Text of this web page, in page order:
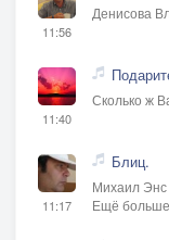
11:56
Денисова
11:40
Сколько ж
11:17
Блиц.
Михаил Энс
Ещё больше